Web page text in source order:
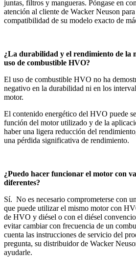
juntas, filtros y mangueras. Póngase en
atención al cliente de Wacker Neuson
compatibilidad de su modelo exacto de
¿La durabilidad y el rendimiento de la
uso de combustible HVO?
El uso de combustible HVO no ha
negativo en la durabilidad ni en los
motor.
El contenido energético del HVO puede
función del motor utilizado y de la
haber una ligera reducción del
una pérdida significativa de rendimiento.
¿Puedo hacer funcionar el motor con
diferentes?
Sí. No es necesario comprometerse con
que puede utilizar el mismo motor con
de HVO y diésel o con el diésel
evitar cambiar con frecuencia de un
cuenta las instrucciones de servicio del
pregunta, su distribuidor de Wacker
ayudarle.